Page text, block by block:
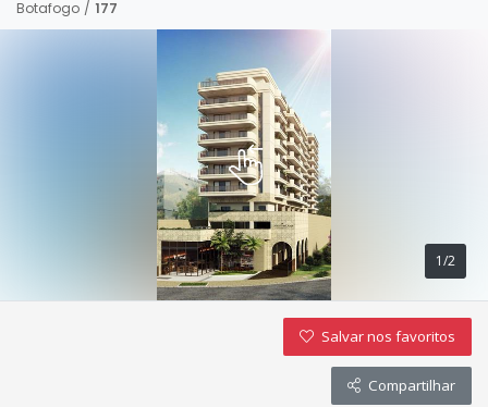
Botafogo / 177
1/2
Salvar nos favoritos
Compartilhar